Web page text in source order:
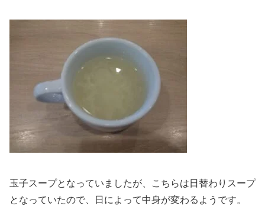
玉子スープとなっていましたが、こちらは日替わりスープ
となっていたので、日によって中身が変わるようです。